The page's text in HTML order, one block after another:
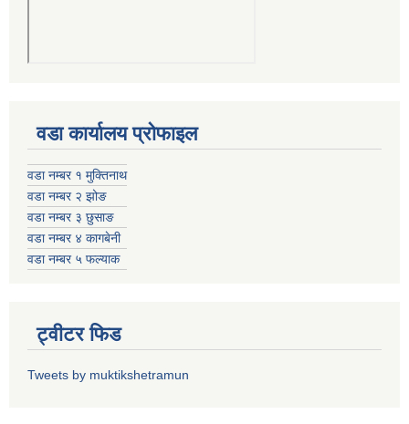
वडा कार्यालय प्रोफाइल
वडा नम्बर १ मुक्तिनाथ
वडा नम्बर २ झोङ
वडा नम्बर ३ छुसाङ
वडा नम्बर ४ कागबेनी
वडा नम्बर ५ फल्याक
ट्वीटर फिड
Tweets by muktikshetramun